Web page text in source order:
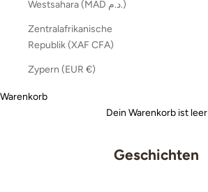
Westsahara (MAD د.م.)
Zentralafrikanische
Republik (XAF CFA)
Zypern (EUR €)
Warenkorb
Dein Warenkorb ist leer
Geschichten